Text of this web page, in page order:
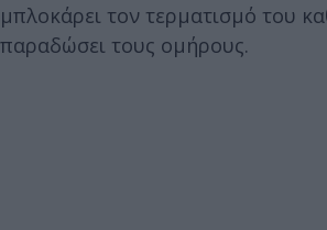
μπλοκάρει τον τερματισμό του
παραδώσει τους ομήρους.